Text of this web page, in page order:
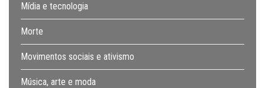
Mídia e tecnologia
Morte
Movimentos sociais e ativismo
Música, arte e moda